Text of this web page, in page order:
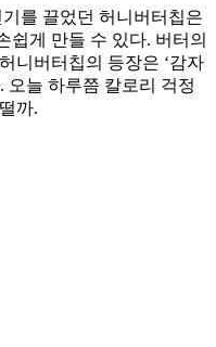
를 끌었던 허니버터칩은
쉽게 만들 수 있다. 버터의
니버터칩의 등장은 ‘감자
오늘 하루쯤 칼로리 걱정
까.